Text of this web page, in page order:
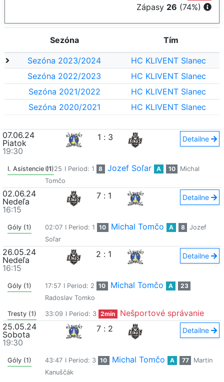
Zápasy 26 (74%)
Sezóna Tím
Sezóna 2023/2024
HC KLIVENT Slanec
Sezóna 2022/2023
HC KLIVENT Slanec
Sezóna 2021/2022
HC KLIVENT Slanec
Sezóna 2020/2021
HC KLIVENT Slanec
07.06.24
Piatok
19:30
1 : 3 Detailne
I. Asistencie (1)01:25 I Period: 1 8 Jozef Soľar A 10
Michal
Tomčo
02.06.24
Nedeľa
16:15
7 : 1 Detailne
Góly (1) 02:07 I Period: 1 10 Michal Tomčo A 8
Jozef
Soľar
26.05.24
Nedeľa
16:15
2 : 1 Detailne
Góly (1) 17:57 I Period: 2 10 Michal Tomčo A
23
Radoslav Tomko
Tresty (1) 33:09 I Period: 3 2min
Nešportové správanie
25.05.24
Sobota
19:30
7 : 2 Detailne
Góly (1) 43:47 I Period: 3 10 Michal Tomčo A 77
Martin
Kanuščák